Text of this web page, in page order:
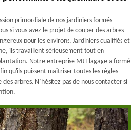
primordiale de nos jardiniers formés
si vous avez le projet de couper des arbres
pour les environs. Jardiniers qualifiés et
ils travaillent sérieusement tout en
Notre entreprise MJ Elagage a formé
qu'ils puissent maîtriser toutes les règles
des arbres. N’hésitez pas de nous contacter si